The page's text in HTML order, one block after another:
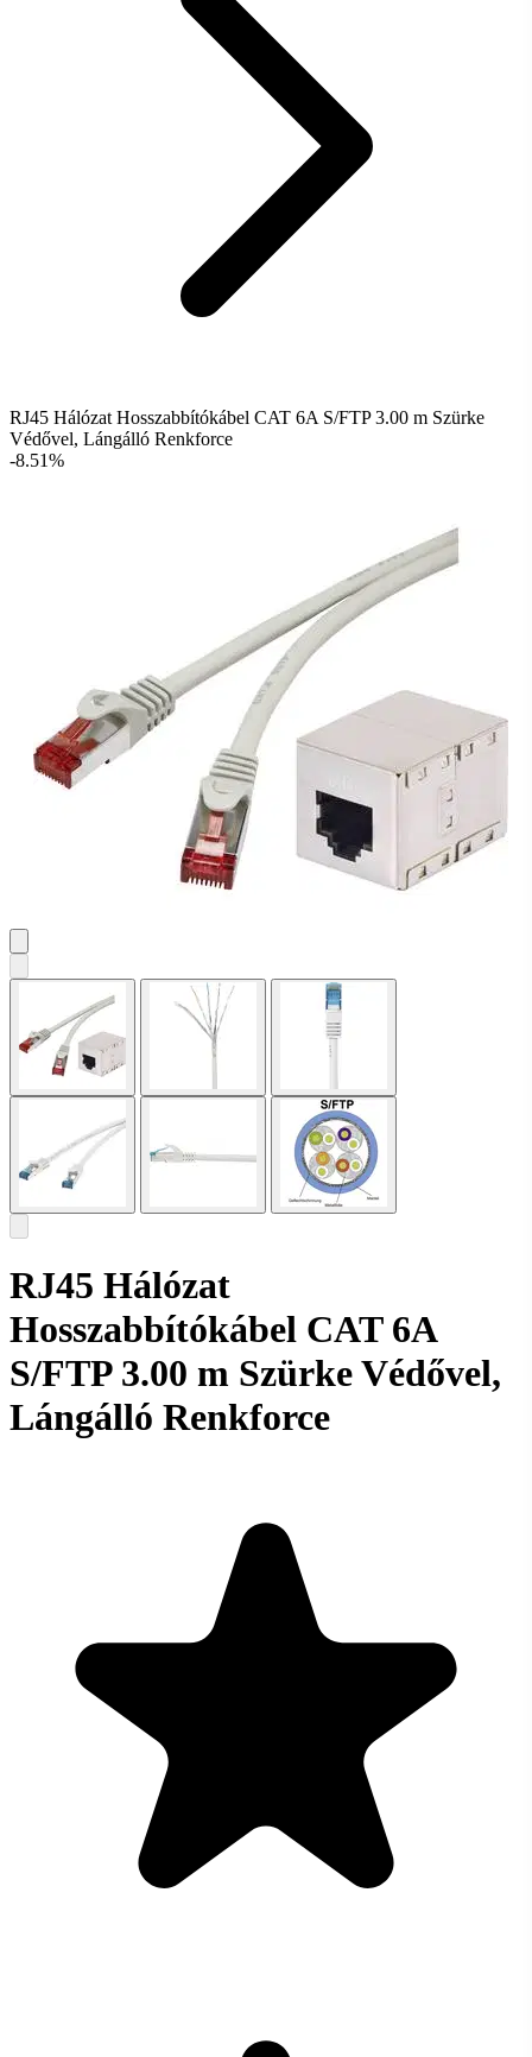
RJ45 Hálózat Hosszabbítókábel CAT 6A S/FTP 3.00 m Szürke
Védővel, Lángálló Renkforce
-8.51%
RJ45 Hálózat
Hosszabbítókábel CAT 6A
S/FTP 3.00 m Szürke Védővel,
Lángálló Renkforce